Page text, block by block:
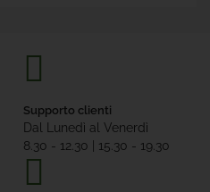
Supporto clienti
Dal Lunedì al Venerdì
8.30 - 12.30 | 15.30 - 19.30